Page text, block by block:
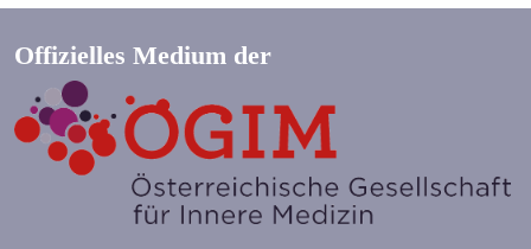
Offizielles Medium der